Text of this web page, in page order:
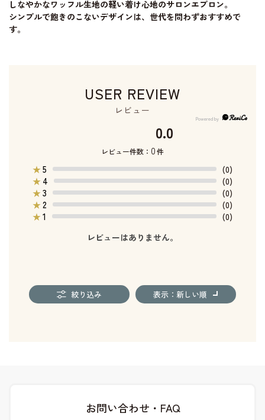
しなやかなワッフル生地の軽い着け心地のサロンエプロン。
シンプルで飽きのこないデザインは、世代を問わずおすすめで
す。
USER REVIEW
レビュー
0.0
レビュー件数： 0件
★5
(0)
★ 4
(0)
★3
(0)
★2
(0)
★1
(0)
レビューはありません。
絞り込み 表示：新しい順
お問い合わせ・FAQ